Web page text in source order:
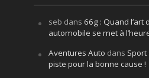
seb dans 66g : Quand l’art
automobile se met à
Aventures Auto dans Sport
piste pour la bonne cause !